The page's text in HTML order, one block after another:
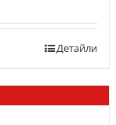
Детайли